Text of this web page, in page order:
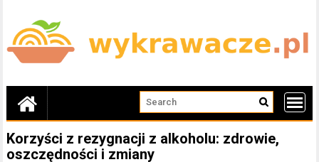
content
Korzyści z rezygnacji z alkoholu: zdrowie,
oszczędności i zmiany